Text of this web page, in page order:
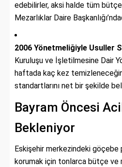
edebilirler, aksi halde tüm
Mezarlıklar Daire
2006 Yönetmeliğiyle Usuller
Kuruluşu ve İşletilmesine Dair
haftada kaç kez
standartlarını net bir şekilde
Bayram Öncesi
Bekleniyor
Eskişehir merkezindeki göçebe
korumak için tonlarca bütçe ve